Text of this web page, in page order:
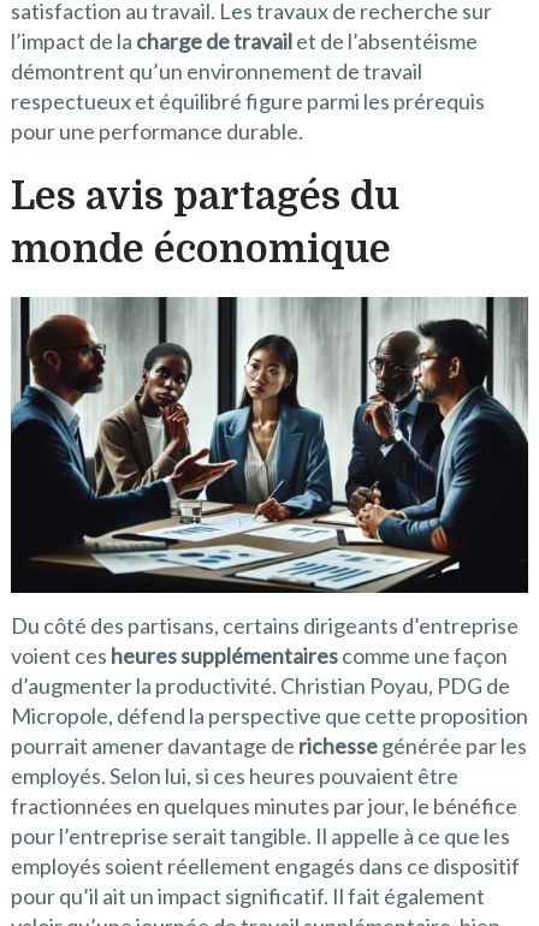
satisfaction au travail. Les travaux de recherche sur
l’impact de la charge de travailet de l’absentéisme
démontrent qu’un environnement de travail
respectueux et équilibré figure parmi les prérequis
pour une performance durable.
Les avis partagés du
monde économique
Du côté des partisans, certains dirigeants d’entreprise
voient ces heures supplémentairescomme une façon
d’augmenter la productivité. Christian Poyau, PDG de
Micropole, défend la perspective que cette proposition
pourrait amener davantage de richessegénérée par les
employés. Selon lui, si ces heures pouvaient être
fractionnées en quelques minutes par jour, le bénéfice
pour l’entreprise serait tangible. Il appelle à ce que les
employés soient réellement engagés dans ce dispositif
pour qu’il ait un impact significatif. Il fait également